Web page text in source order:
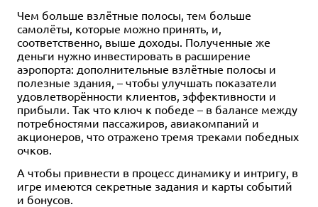
Чем больше взлётные полосы, тем больше
самолёты, которые можно принять, и,
соответственно, выше доходы. Полученные же
деньги нужно инвестировать в расширение
аэропорта: дополнительные взлётные полосы и
полезные здания, – чтобы улучшать показатели
удовлетворённости клиентов, эффективности и
прибыли. Так что ключ к победе – в балансе между
потребностями пассажиров, авиакомпаний и
акционеров, что отражено тремя треками победных
очков.
А чтобы привнести в процесс динамику и интригу, в
игре имеются секретные задания и карты событий
и бонусов.